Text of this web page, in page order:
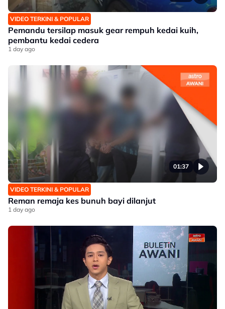
VIDEO TERKINI & POPULAR
Pemandu tersilap masuk gear rempuh kedai kuih,
pembantu kedai cedera
1 day ago
01:37
VIDEO TERKINI & POPULAR
Reman remaja kes bunuh bayi dilanjut
1 day ago